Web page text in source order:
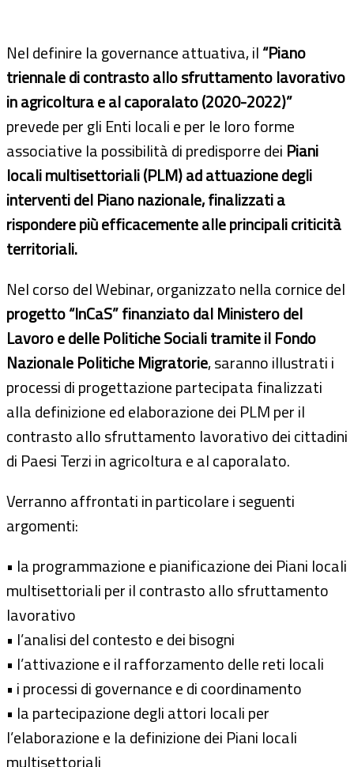
Nel definire la governance attuativa, il“Piano
triennale di contrasto allo sfruttamento lavorativo
in agricoltura e al caporalato (2020-2022)”
prevede per gli Enti locali e per le loro forme
associative la possibilità di predisporre dei Piani
locali multisettoriali (PLM) ad attuazione degli
interventi del Piano nazionale, finalizzati a
rispondere più efficacemente alle principali criticità
territoriali.
Nel corso del Webinar, organizzato nella cornice del
progetto “InCaS” finanziato dal Ministero del
Lavoro e delle Politiche Sociali tramite il Fondo
Nazionale Politiche Migratorie, saranno illustrati i
processi di progettazione partecipata finalizzati
alla definizione ed elaborazione dei PLM per il
contrasto allo sfruttamento lavorativo dei cittadini
di Paesi Terzi in agricoltura e al caporalato.
Verranno affrontati in particolare i seguenti
argomenti:
• la programmazione e pianificazione dei Piani locali
multisettoriali per il contrasto allo sfruttamento
lavorativo
• l’analisi del contesto e dei bisogni
• l’attivazione e il rafforzamento delle reti locali
• i processi di governance e di coordinamento
• la partecipazione degli attori locali per
l’elaborazione e la definizione dei Piani locali
multisettoriali